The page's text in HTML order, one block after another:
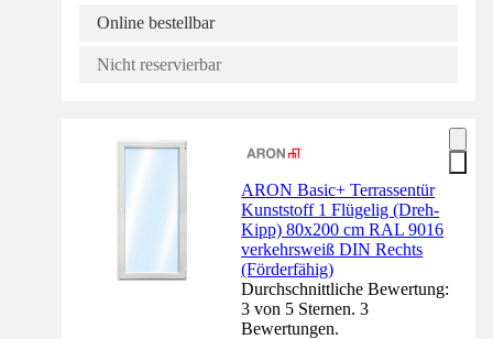
Online bestellbar
Nicht reservierbar
ARON Basic+ Terrassentür
Kunststoff 1 Flügelig (Dreh-
Kipp) 80x200 cm RAL 9016
verkehrsweiß DIN Rechts
(Förderfähig)
Durchschnittliche Bewertung:
3 von 5 Sternen. 3
Bewertungen.